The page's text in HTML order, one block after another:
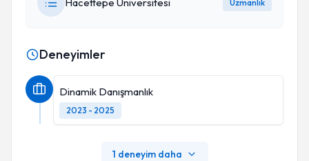
Uzmanlık
Deneyimler
Dinamik Danışmanlık
2023 - 2025
1 deneyim daha